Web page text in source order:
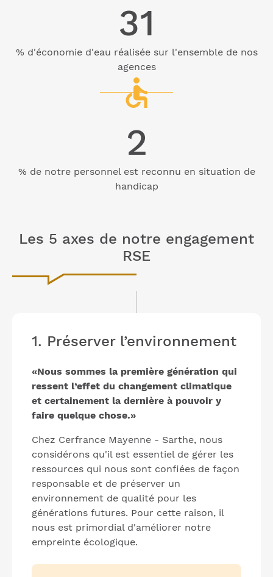
31
% d'économie d'eau réalisée sur l'ensemble de nos
agences
2
% de notre personnel est reconnu en situation de
handicap
Les 5 axes de notre engagement
RSE
1. Préserver l’environnement
«Nous sommes la première génération qui
ressent l’effet du changement climatique
et certainement la dernière à pouvoir y
faire quelque chose.»
Chez Cerfrance Mayenne - Sarthe, nous
considérons qu'il est essentiel de gérer les
ressources qui nous sont confiées de façon
responsable et de préserver un
environnement de qualité pour les
générations futures. Pour cette raison, il
nous est primordial d'améliorer notre
empreinte écologique.